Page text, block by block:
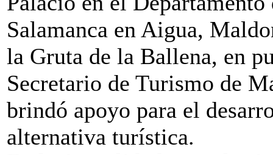
Salamanca en Aigua,
la Gruta de la Ballena, en
Secretario de Turismo de
brindó apoyo para el
alternativa turística.